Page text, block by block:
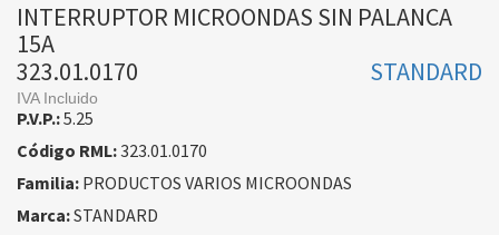
INTERRUPTOR MICROONDAS SIN PALANCA
15A
323.01.0170
STANDARD
IVA Incluido
P.V.P.:5.25
Código RML:323.01.0170
Familia: PRODUCTOS VARIOS MICROONDAS
Marca:STANDARD